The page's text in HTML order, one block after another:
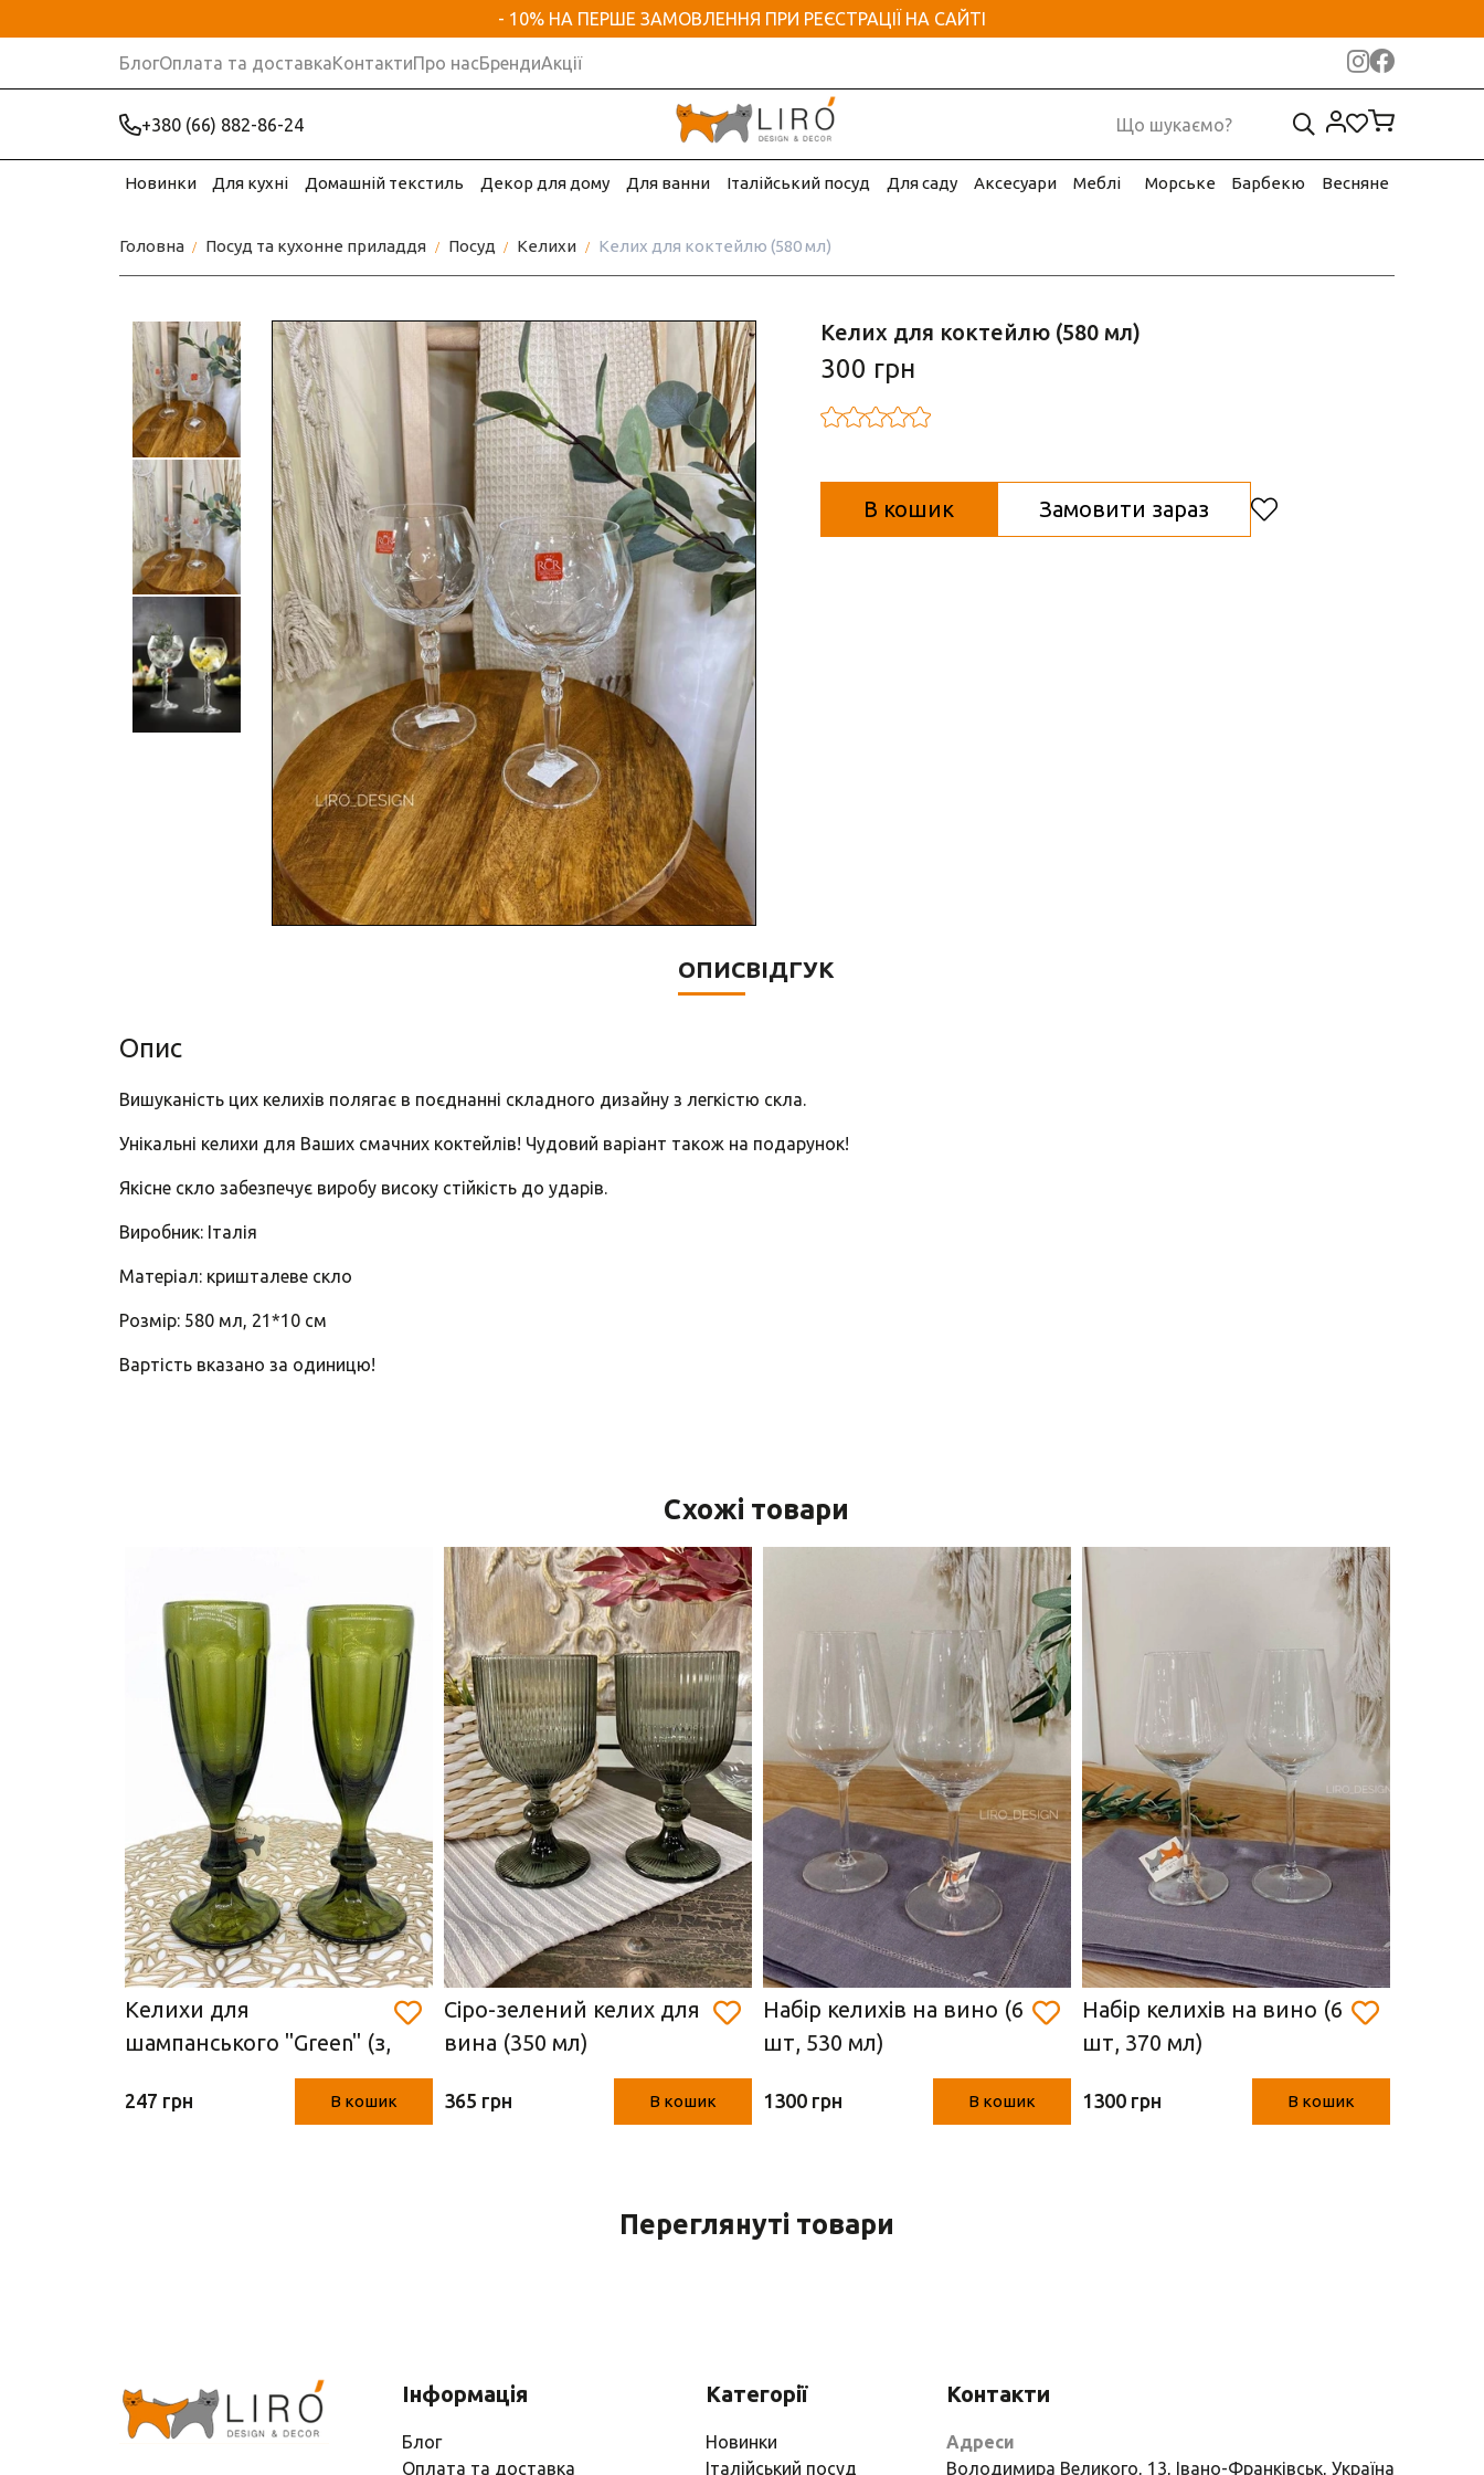
- 10% НА ПЕРШЕ ЗАМОВЛЕННЯ ПРИ РЕЄСТРАЦІЇ НА САЙТІ
БлогОплата та доставкаКонтактиПро насБрендиАкції
+380 (66) 882-86-24
Новинки Для кухні Домашній текстиль Декор для дому Для ванни Італійський посуд Для саду Аксесуари Меблі Морське Барбекю Весняне
Головна Посуд та кухонне приладдя Посуд Келихи Келих для коктейлю (580 мл)
Келих для коктейлю (580 мл)
300 грн
В кошик Замовити зараз
ОПИСВІДГУК
Опис
Вишуканість цих келихів полягає в поєднанні складного дизайну з легкістю скла.
Унікальні келихи для Ваших смачних коктейлів! Чудовий варіант також на подарунок!
Якісне скло забезпечує виробу високу стійкість до ударів.
Виробник: Італія
Матеріал: кришталеве скло
Розмір: 580 мл, 21*10 см
Вартість вказано за одиницю!
Схожі товари
Келихи для
шампанського "Green" (з,
247 грн В кошик
Сіро-зелений келих для
вина (350 мл)
365 грн В кошик
Набір келихів на вино (6
шт, 530 мл)
1300 грн В кошик
Набір келихів на вино (6
шт, 370 мл)
1300 грн В кошик
Переглянуті товари
Інформація
Блог
Оплата та доставка
Категорії
Новинки
Італійський посуд
Контакти
Адреси
Володимира Великого, 13, Івано-Франківськ, Україна